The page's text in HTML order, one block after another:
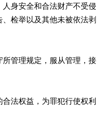
身安全和合法财产不受侵
检举以及其他未被依法剥
管理规定，服从管理，接
法权益，为罪犯行使权利